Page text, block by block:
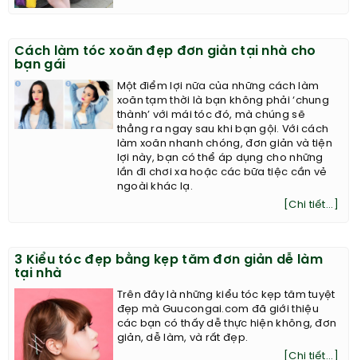
Cách làm tóc xoăn đẹp đơn giản tại nhà cho
bạn gái
Một điểm lợi nữa của những cách làm
xoăn tạm thời là bạn không phải ‘chung
thành’ với mái tóc đó, mà chúng sẽ
thẳng ra ngay sau khi bạn gội. Với cách
làm xoăn nhanh chóng, đơn giản và tiện
lợi này, bạn có thể áp dụng cho những
lần đi chơi xa hoặc các bữa tiệc cần vẻ
ngoài khác lạ.
[Chi tiết...]
3 Kiểu tóc đẹp bằng kẹp tăm đơn giản dễ làm
tại nhà
Trên đây là những kiểu tóc kẹp tăm tuyệt
đẹp mà Guucongai.com đã giới thiệu
các bạn có thấy dễ thực hiện không, đơn
giản, dễ làm, và rất đẹp.
[Chi tiết...]